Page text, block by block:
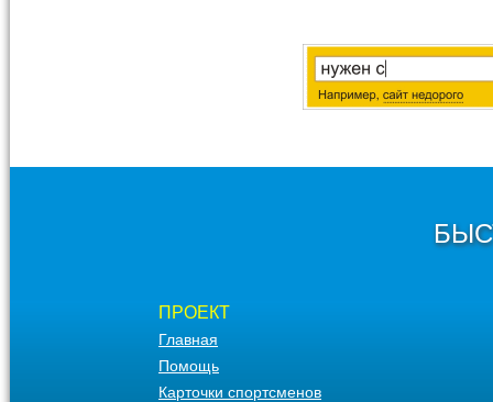
ПРОЕКТ
Главная
Помощь
Карточки спортсменов